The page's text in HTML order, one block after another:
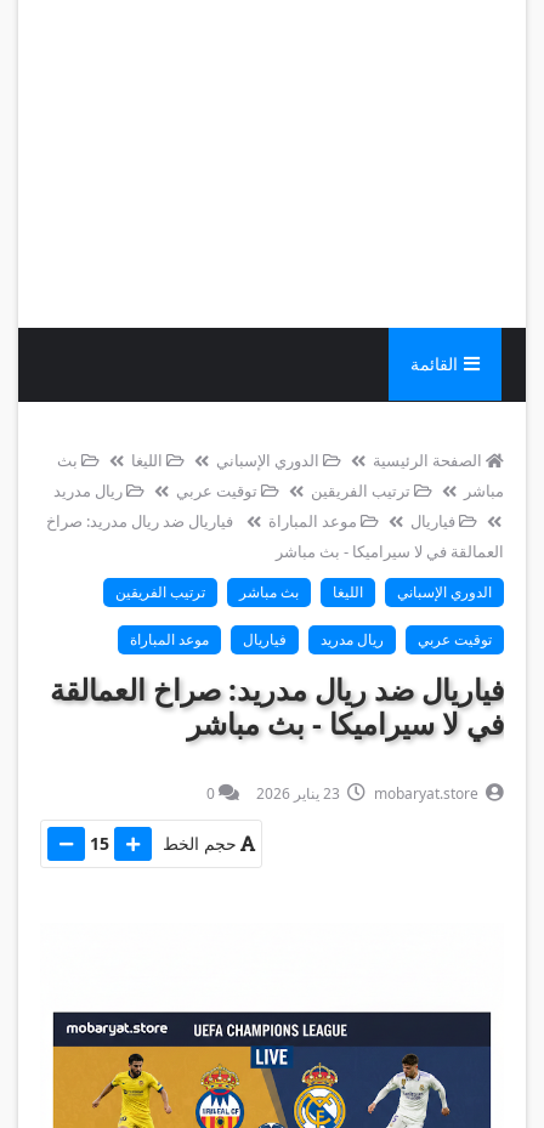
القائمة
الصفحة الرئيسية الدوري الإسباني الليغا
بث
مباشر
ترتيب الفريقين توقيت عربي
ريال مدريد
فياريال
موعد المباراة
فياريال ضد ريال مدريد: صراخ
العمالقة في لا سيراميكا - بث مباشر
الدوري الإسباني الليغا بث مباشر ترتيب الفريقين
توقيت عربي ريال مدريد فياريال موعد المباراة
فياريال ضد ريال مدريد: صراخ العمالقة
في لا سيراميكا - بث مباشر
mobaryat.store
0
حجم الخط 15